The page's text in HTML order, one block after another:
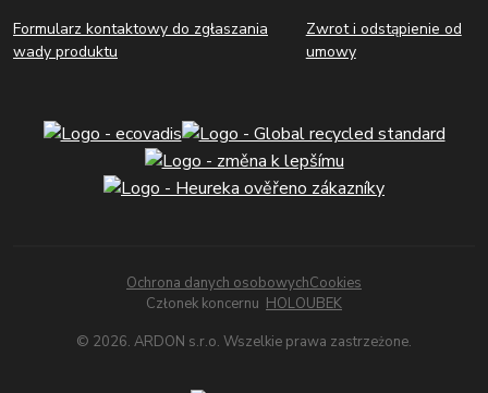
Formularz kontaktowy do zgłaszania
wady produktu
Zwrot i odstąpienie od
umowy
Ochrona danych osobowychCookies
Członek koncernu HOLOUBEK
© 2026. ARDON s.r.o. Wszelkie prawa zastrzeżone.